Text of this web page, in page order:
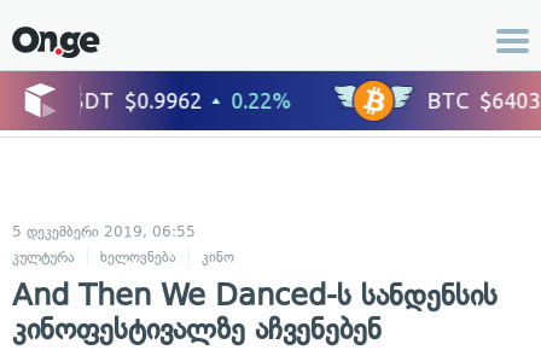
5 დეკემბერი 2019, 06:55
კულტურა
ხელოვნება კინო
And Then We Danced-ს სანდენსის
კინოფესტივალზე აჩვენებენ